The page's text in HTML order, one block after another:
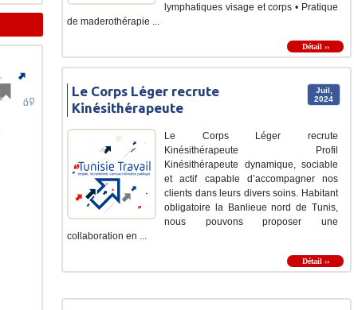
lymphatiques visage et corps • Pratique
de maderothérapie ...
Détail ››
Juil,
2024
Le Corps Léger recrute
Kinésithérapeute
Le Corps Léger recrute
Kinésithérapeute Profil
Kinésithérapeute dynamique, sociable
et actif capable d’accompagner nos
clients dans leurs divers soins. Habitant
obligatoire la Banlieue nord de Tunis,
nous pouvons proposer une
collaboration en ...
Détail ››